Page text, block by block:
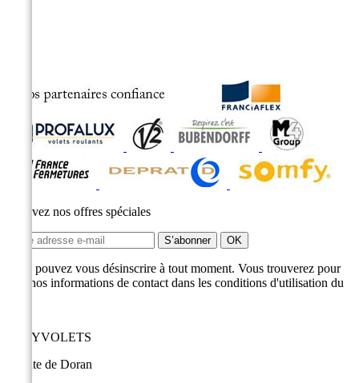
Recevez nos offres spéciales
Vous pouvez vous désinscrire à tout moment. Vous trouverez pour
cela nos informations de contact dans les conditions d'utilisation du
EASYVOLETS
9 route de Doran